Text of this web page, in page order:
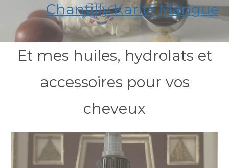
Chantilly Karité Mangue
Et mes huiles, hydrolats et
accessoires pour vos
cheveux